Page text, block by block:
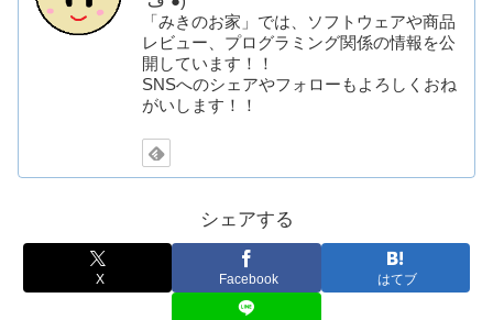
「みきのお家」では、ソフトウェアや商品
レビュー、プログラミング関係の情報を公
開しています！！
SNSへのシェアやフォローもよろしくおね
がいします！！
シェアする
X Facebook はてブ